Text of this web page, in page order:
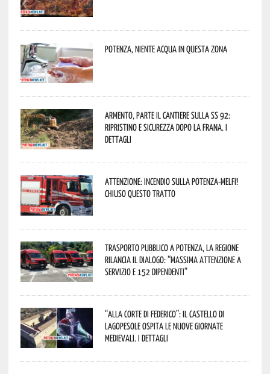
Potenza, niente acqua in questa zona
Armento, parte il cantiere sulla SS 92:
ripristino e sicurezza dopo la frana. I
dettagli
Attenzione: incendio sulla Potenza-Melfi!
Chiuso questo tratto
Trasporto pubblico a Potenza, la Regione
rilancia il dialogo: “Massima attenzione a
servizio e 152 dipendenti”
“Alla corte di Federico”: il Castello di
Lagopesole ospita le nuove Giornate
Medievali. I dettagli